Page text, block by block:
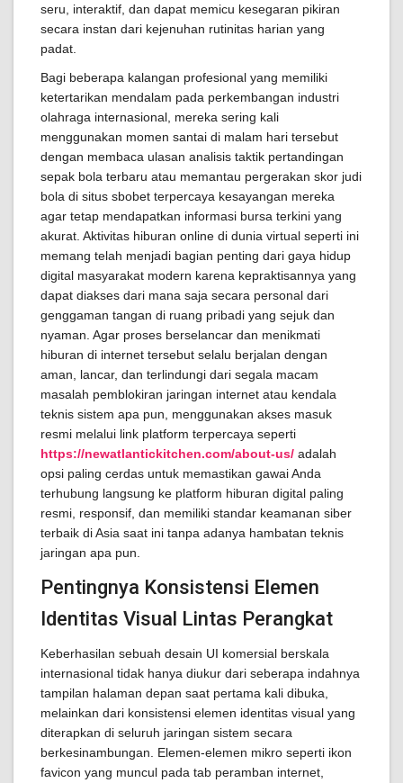
seru, interaktif, dan dapat memicu kesegaran pikiran
secara instan dari kejenuhan rutinitas harian yang
padat.
Bagi beberapa kalangan profesional yang memiliki
ketertarikan mendalam pada perkembangan industri
olahraga internasional, mereka sering kali
menggunakan momen santai di malam hari tersebut
dengan membaca ulasan analisis taktik pertandingan
sepak bola terbaru atau memantau pergerakan skor judi
bola di situs sbobet terpercaya kesayangan mereka
agar tetap mendapatkan informasi bursa terkini yang
akurat. Aktivitas hiburan online di dunia virtual seperti ini
memang telah menjadi bagian penting dari gaya hidup
digital masyarakat modern karena kepraktisannya yang
dapat diakses dari mana saja secara personal dari
genggaman tangan di ruang pribadi yang sejuk dan
nyaman. Agar proses berselancar dan menikmati
hiburan di internet tersebut selalu berjalan dengan
aman, lancar, dan terlindungi dari segala macam
masalah pemblokiran jaringan internet atau kendala
teknis sistem apa pun, menggunakan akses masuk
resmi melalui link platform terpercaya seperti
https://newatlantickitchen.com/about-us/ adalah
opsi paling cerdas untuk memastikan gawai Anda
terhubung langsung ke platform hiburan digital paling
resmi, responsif, dan memiliki standar keamanan siber
terbaik di Asia saat ini tanpa adanya hambatan teknis
jaringan apa pun.
Pentingnya Konsistensi Elemen
Identitas Visual Lintas Perangkat
Keberhasilan sebuah desain UI komersial berskala
internasional tidak hanya diukur dari seberapa indahnya
tampilan halaman depan saat pertama kali dibuka,
melainkan dari konsistensi elemen identitas visual yang
diterapkan di seluruh jaringan sistem secara
berkesinambungan. Elemen-elemen mikro seperti ikon
favicon yang muncul pada tab peramban internet,